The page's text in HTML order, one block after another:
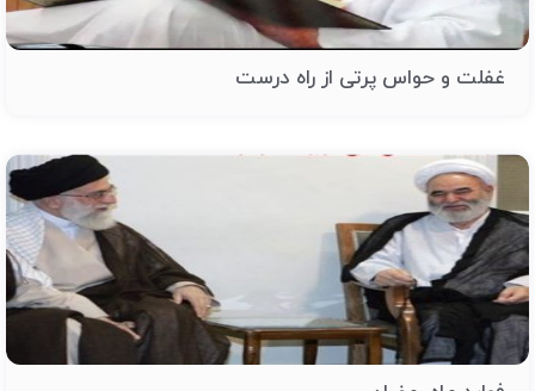
غفلت و حواس پرتی از راه درست